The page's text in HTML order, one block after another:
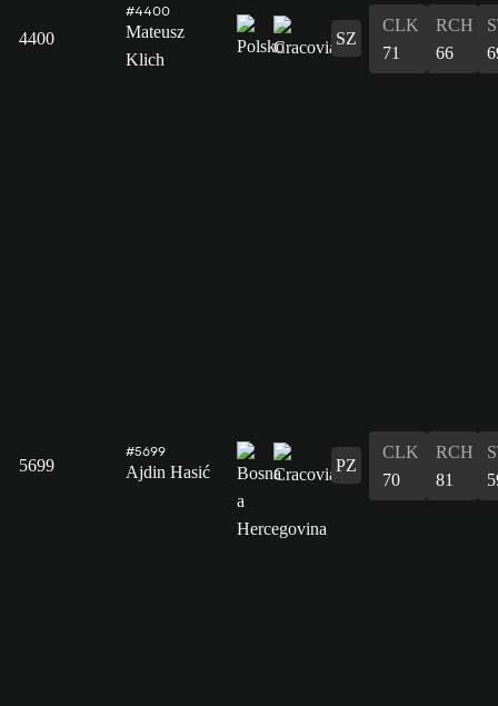
4400
#4400
Mateusz
Klich
SZ
CLK
71
RCH
66
5699
#5699
Ajdin Hasić PZ
CLK
70
RCH
81